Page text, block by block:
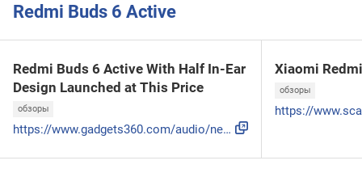
Redmi Buds 6 Active
Redmi Buds 6 Active With Half In-Ear
Design Launched at This Price
обзоры
https://www.gadgets360.com/audio/news/redmi-buds-6-active-p...
Xiaomi
обзоры